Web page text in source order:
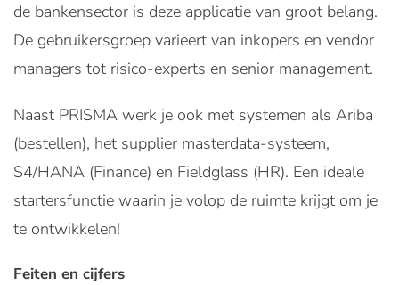
de bankensector is deze applicatie van groot belang.
De gebruikersgroep varieert van inkopers en vendor
managers tot risico-experts en senior management.
Naast PRISMA werk je ook met systemen als Ariba
(bestellen), het supplier masterdata-systeem,
S4/HANA (Finance) en Fieldglass (HR). Een ideale
startersfunctie waarin je volop de ruimte krijgt om je
te ontwikkelen!
Feiten en cijfers